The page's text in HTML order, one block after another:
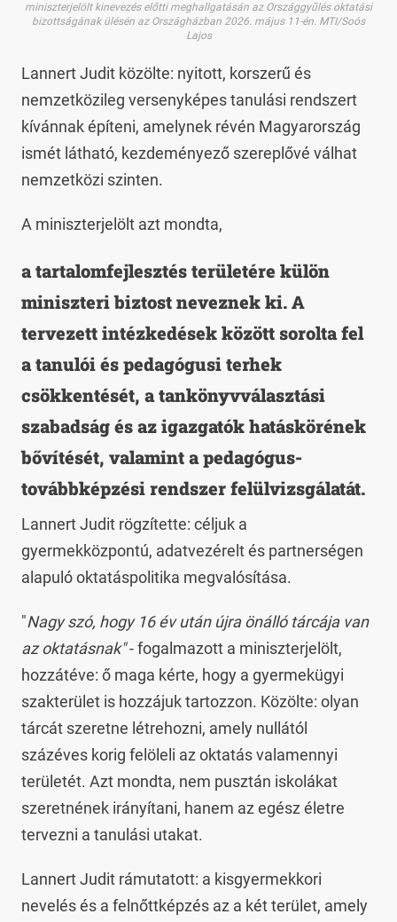
miniszterjelölt kinevezés előtti meghallgatásán az Országgyűlés oktatási
bizottságának ülésén az Országházban 2026. május 11-én. MTI/Soós
Lajos
Lannert Judit közölte: nyitott, korszerű és
nemzetközileg versenyképes tanulási rendszert
kívánnak építeni, amelynek révén Magyarország
ismét látható, kezdeményező szereplővé válhat
nemzetközi szinten.
A miniszterjelölt azt mondta,
a tartalomfejlesztés területére külön
miniszteri biztost neveznek ki. A
tervezett intézkedések között sorolta fel
a tanulói és pedagógusi terhek
csökkentését, a tankönyvválasztási
szabadság és az igazgatók hatáskörének
bővítését, valamint a pedagógus-
továbbképzési rendszer felülvizsgálatát.
Lannert Judit rögzítette: céljuk a
gyermekközpontú, adatvezérelt és partnerségen
alapuló oktatáspolitika megvalósítása.
"Nagy szó, hogy 16 év után újra önálló tárcája van
az oktatásnak"- fogalmazott a miniszterjelölt,
hozzátéve: ő maga kérte, hogy a gyermekügyi
szakterület is hozzájuk tartozzon. Közölte: olyan
tárcát szeretne létrehozni, amely nullától
százéves korig felöleli az oktatás valamennyi
területét. Azt mondta, nem pusztán iskolákat
szeretnének irányítani, hanem az egész életre
tervezni a tanulási utakat.
Lannert Judit rámutatott: a kisgyermekkori
nevelés és a felnőttképzés az a két terület, amely